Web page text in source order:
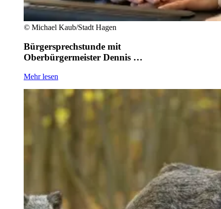
© Michael Kaub/Stadt Hagen
Bürgersprechstunde mit
Oberbürgermeister Dennis …
Mehr lesen